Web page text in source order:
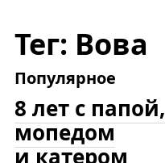
Тег: Вова
Популярное
8 лет с папой,
мопедом
и катером